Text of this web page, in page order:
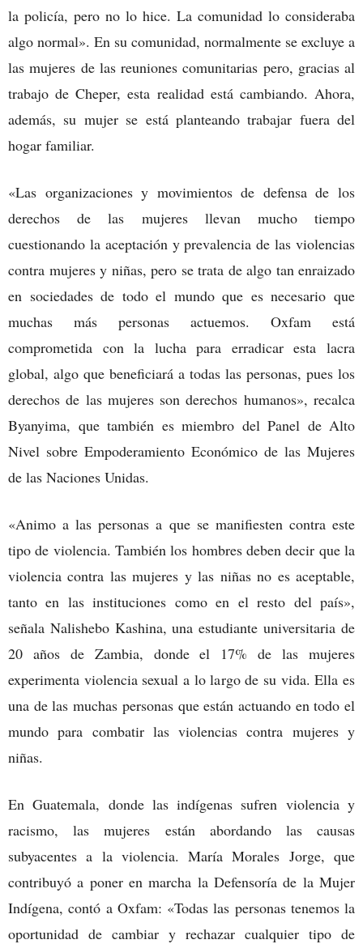
la policía, pero no lo hice. La comunidad lo consideraba
algo normal». En su comunidad, normalmente se excluye a
las mujeres de las reuniones comunitarias pero, gracias al
trabajo de Cheper, esta realidad está cambiando. Ahora,
además, su mujer se está planteando trabajar fuera del
hogar familiar.
«Las organizaciones y movimientos de defensa de los
derechos de las mujeres llevan mucho tiempo
cuestionando la aceptación y prevalencia de las violencias
contra mujeres y niñas, pero se trata de algo tan enraizado
en sociedades de todo el mundo que es necesario que
muchas más personas actuemos. Oxfam está
comprometida con la lucha para erradicar esta lacra
global, algo que beneficiará a todas las personas, pues los
derechos de las mujeres son derechos humanos», recalca
Byanyima, que también es miembro del Panel de Alto
Nivel sobre Empoderamiento Económico de las Mujeres
de las Naciones Unidas.
«Animo a las personas a que se manifiesten contra este
tipo de violencia. También los hombres deben decir que la
violencia contra las mujeres y las niñas no es aceptable,
tanto en las instituciones como en el resto del país»,
señala Nalishebo Kashina, una estudiante universitaria de
20 años de Zambia, donde el 17% de las mujeres
experimenta violencia sexual a lo largo de su vida. Ella es
una de las muchas personas que están actuando en todo el
mundo para combatir las violencias contra mujeres y
niñas.
En Guatemala, donde las indígenas sufren violencia y
racismo, las mujeres están abordando las causas
subyacentes a la violencia. María Morales Jorge, que
contribuyó a poner en marcha la Defensoría de la Mujer
Indígena, contó a Oxfam: «Todas las personas tenemos la
oportunidad de cambiar y rechazar cualquier tipo de